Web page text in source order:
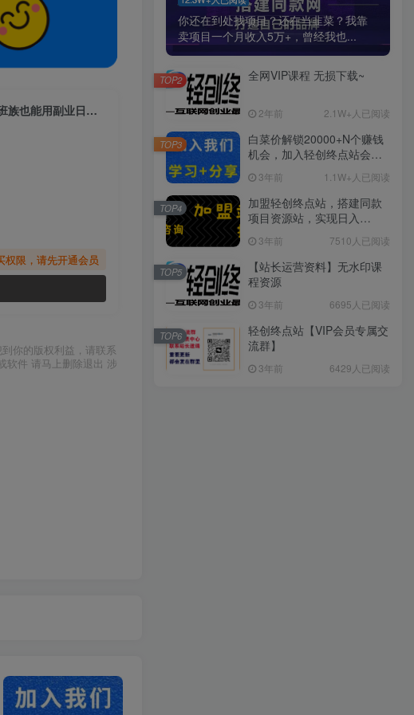
（7543期）抖音直播烧脑小游戏，不需要找话题聊天，宝妈上班族也能用副业日赚1000+
权限，请先开通会员
你的版权利益，请联系
软件 请马上删除退出 涉
你还在到处找项目？还在当韭菜？我靠
卖项目一个月收入5万+，曾经我也...
全网VIP课程 无损下载~
2年前 2.1W+人已阅读
TOP2
白菜价解锁20000+N个赚钱
机会，加入轻创终点站会
3年前 1.1W+人已阅读
TOP3
加盟轻创终点站，搭建同款
项目资源站，实现日入
3年前 7510人已阅读
TOP4
【站长运营资料】无水印课
程资源
3年前 6695人已阅读
TOP5
轻创终点站【VIP会员专属交
流群】
3年前 6429人已阅读
TOP6